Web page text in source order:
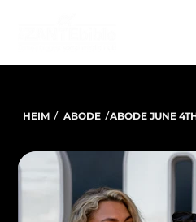
HEIM / ABODE /ABODE JUNE